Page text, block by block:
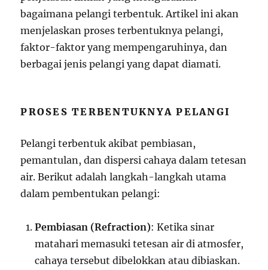
bagaimana pelangi terbentuk. Artikel ini akan
menjelaskan proses terbentuknya pelangi,
faktor-faktor yang mempengaruhinya, dan
berbagai jenis pelangi yang dapat diamati.
PROSES TERBENTUKNYA PELANGI
Pelangi terbentuk akibat pembiasan,
pemantulan, dan dispersi cahaya dalam tetesan
air. Berikut adalah langkah-langkah utama
dalam pembentukan pelangi:
Pembiasan (Refraction): Ketika sinar
matahari memasuki tetesan air di atmosfer,
cahaya tersebut dibelokkan atau dibiaskan.